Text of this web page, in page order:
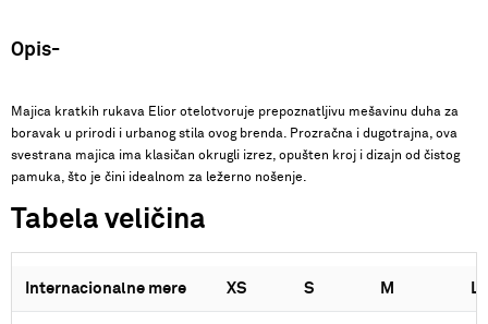
Opis
Majica kratkih rukava Elior otelotvoruje prepoznatljivu mešavinu duha za
boravak u prirodi i urbanog stila ovog brenda. Prozračna i dugotrajna, ova
svestrana majica ima klasičan okrugli izrez, opušten kroj i dizajn od čistog
pamuka, što je čini idealnom za ležerno nošenje.
Tabela veličina
Internacionalne mere XS S M L